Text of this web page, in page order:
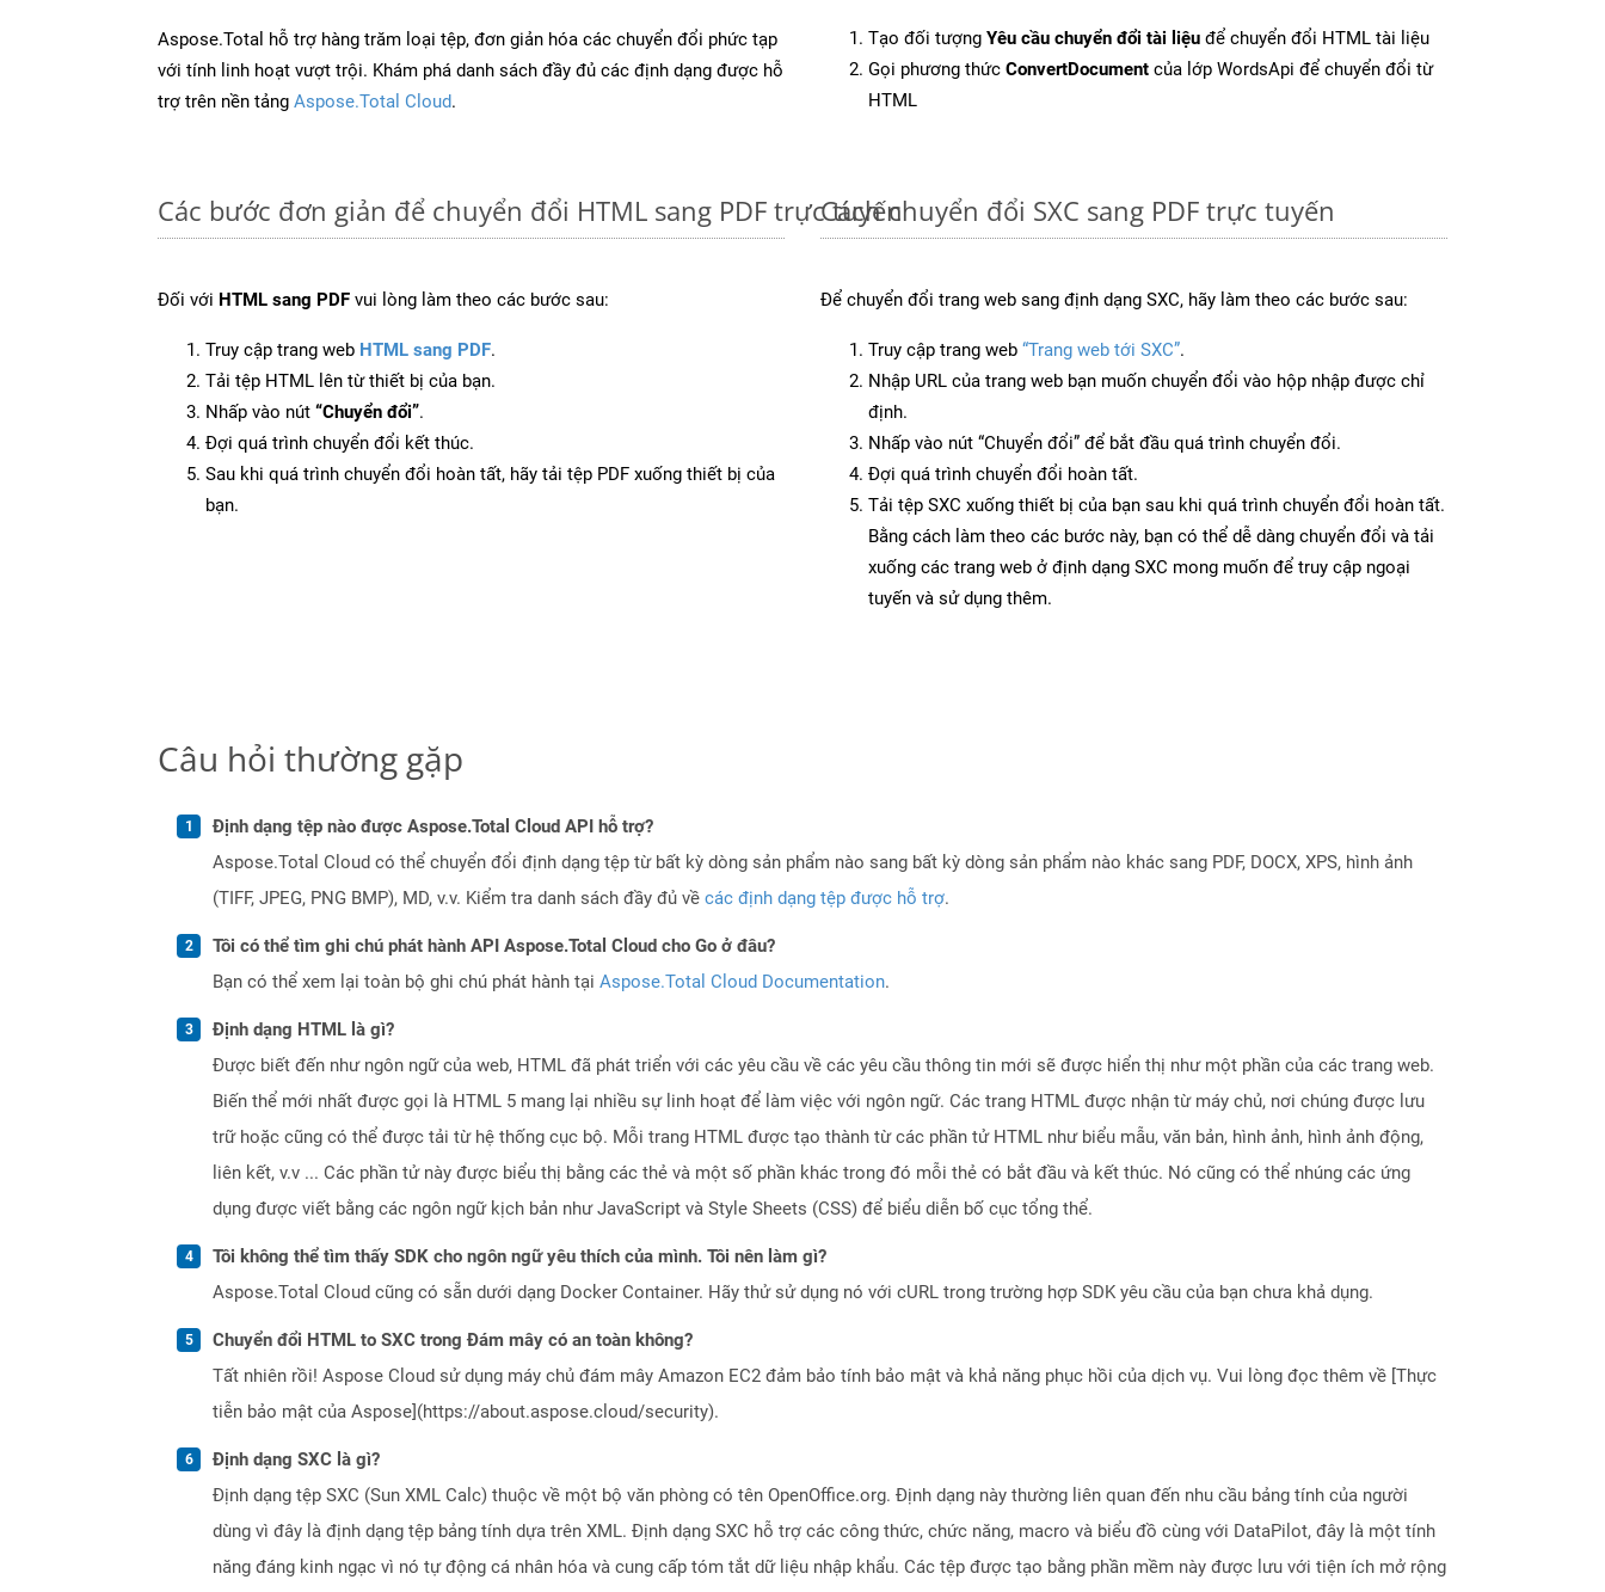
Aspose.Total hỗ trợ hàng trăm loại tệp, đơn giản hóa các chuyển đổi phức tạp
với tính linh hoạt vượt trội. Khám phá danh sách đầy đủ các định dạng được hỗ
trợ trên nền tảng Aspose.Total Cloud.
Tạo đối tượng Yêu cầu chuyển đổi tài liệu để chuyển đổi HTML tài liệu
Gọi phương thức ConvertDocument của lớp WordsApi để chuyển đổi từ
HTML
Các bước đơn giản để chuyển đổi HTML sang PDF trực tuyến
Đối với HTML sang PDF vui lòng làm theo các bước sau:
Truy cập trang web HTML sang PDF.
Tải tệp HTML lên từ thiết bị của bạn.
Nhấp vào nút “Chuyển đổi”.
Đợi quá trình chuyển đổi kết thúc.
Sau khi quá trình chuyển đổi hoàn tất, hãy tải tệp PDF xuống thiết bị của
bạn.
Cách chuyển đổi SXC sang PDF trực tuyến
Để chuyển đổi trang web sang định dạng SXC, hãy làm theo các bước sau:
Truy cập trang web “Trang web tới SXC”.
Nhập URL của trang web bạn muốn chuyển đổi vào hộp nhập được chỉ
định.
Nhấp vào nút “Chuyển đổi” để bắt đầu quá trình chuyển đổi.
Đợi quá trình chuyển đổi hoàn tất.
Tải tệp SXC xuống thiết bị của bạn sau khi quá trình chuyển đổi hoàn tất.
Bằng cách làm theo các bước này, bạn có thể dễ dàng chuyển đổi và tải
xuống các trang web ở định dạng SXC mong muốn để truy cập ngoại
tuyến và sử dụng thêm.
Câu hỏi thường gặp
Định dạng tệp nào được Aspose.Total Cloud API hỗ trợ?
Aspose.Total Cloud có thể chuyển đổi định dạng tệp từ bất kỳ dòng sản phẩm nào sang bất kỳ dòng sản phẩm nào khác sang PDF, DOCX, XPS, hình ảnh
(TIFF, JPEG, PNG BMP), MD, v.v. Kiểm tra danh sách đầy đủ về các định dạng tệp được hỗ trợ.
Tôi có thể tìm ghi chú phát hành API Aspose.Total Cloud cho Go ở đâu?
Bạn có thể xem lại toàn bộ ghi chú phát hành tại Aspose.Total Cloud Documentation.
Định dạng HTML là gì?
Được biết đến như ngôn ngữ của web, HTML đã phát triển với các yêu cầu về các yêu cầu thông tin mới sẽ được hiển thị như một phần của các trang web.
Biến thể mới nhất được gọi là HTML 5 mang lại nhiều sự linh hoạt để làm việc với ngôn ngữ. Các trang HTML được nhận từ máy chủ, nơi chúng được lưu
trữ hoặc cũng có thể được tải từ hệ thống cục bộ. Mỗi trang HTML được tạo thành từ các phần tử HTML như biểu mẫu, văn bản, hình ảnh, hình ảnh động,
liên kết, v.v ... Các phần tử này được biểu thị bằng các thẻ và một số phần khác trong đó mỗi thẻ có bắt đầu và kết thúc. Nó cũng có thể nhúng các ứng
dụng được viết bằng các ngôn ngữ kịch bản như JavaScript và Style Sheets (CSS) để biểu diễn bố cục tổng thể.
Tôi không thể tìm thấy SDK cho ngôn ngữ yêu thích của mình. Tôi nên làm gì?
Aspose.Total Cloud cũng có sẵn dưới dạng Docker Container. Hãy thử sử dụng nó với cURL trong trường hợp SDK yêu cầu của bạn chưa khả dụng.
Chuyển đổi HTML to SXC trong Đám mây có an toàn không?
Tất nhiên rồi! Aspose Cloud sử dụng máy chủ đám mây Amazon EC2 đảm bảo tính bảo mật và khả năng phục hồi của dịch vụ. Vui lòng đọc thêm về [Thực
tiễn bảo mật của Aspose](https://about.aspose.cloud/security).
Định dạng SXC là gì?
Định dạng tệp SXC (Sun XML Calc) thuộc về một bộ văn phòng có tên OpenOffice.org. Định dạng này thường liên quan đến nhu cầu bảng tính của người
dùng vì đây là định dạng tệp bảng tính dựa trên XML. Định dạng SXC hỗ trợ các công thức, chức năng, macro và biểu đồ cùng với DataPilot, đây là một tính
năng đáng kinh ngạc vì nó tự động cá nhân hóa và cung cấp tóm tắt dữ liệu nhập khẩu. Các tệp được tạo bằng phần mềm này được lưu với tiện ích mở rộng